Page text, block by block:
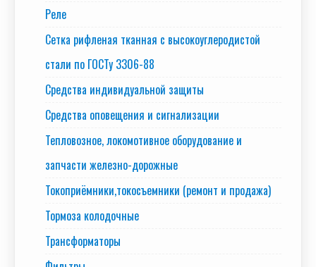
Реле
Сетка рифленая тканная с высокоуглеродистой
стали по ГОСТу 3306-88
Средства индивидуальной защиты
Средства оповещения и сигнализации
Тепловозное, локомотивное оборудование и
запчасти железно-дорожные
Токоприёмники,токосъемники (ремонт и продажа)
Тормоза колодочные
Трансформаторы